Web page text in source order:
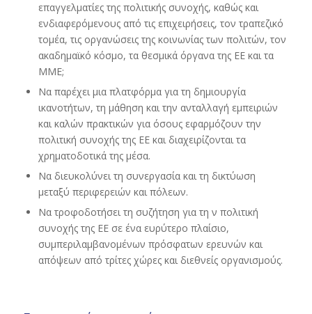
επαγγελματίες της πολιτικής συνοχής, καθώς και
ενδιαφερόμενους από τις επιχειρήσεις, τον τραπεζικό
τομέα, τις οργανώσεις της κοινωνίας των πολιτών, τον
ακαδημαϊκό κόσμο, τα θεσμικά όργανα της ΕΕ και τα
ΜΜΕ;
Να παρέχει μια πλατφόρμα για τη δημιουργία
ικανοτήτων, τη μάθηση και την ανταλλαγή εμπειριών
και καλών πρακτικών για όσους εφαρμόζουν την
πολιτική συνοχής της ΕΕ και διαχειρίζονται τα
χρηματοδοτικά της μέσα.
Να διευκολύνει τη συνεργασία και τη δικτύωση
μεταξύ περιφερειών και πόλεων.
Να τροφοδοτήσει τη συζήτηση για τη ν πολιτική
συνοχής της ΕΕ σε ένα ευρύτερο πλαίσιο,
συμπεριλαμβανομένων πρόσφατων ερευνών και
απόψεων από τρίτες χώρες και διεθνείς οργανισμούς.